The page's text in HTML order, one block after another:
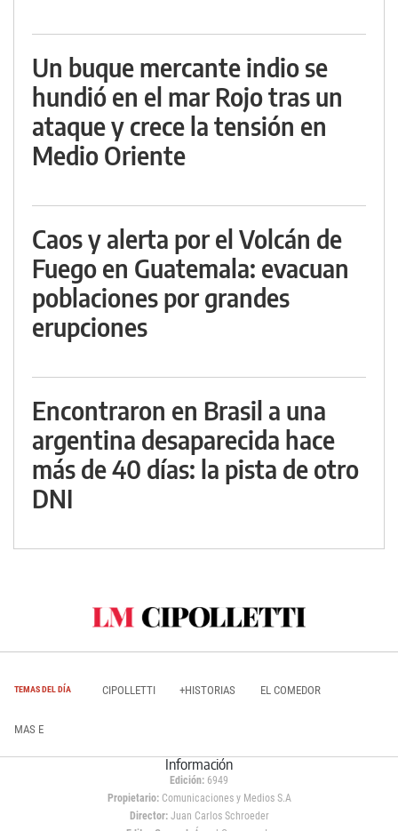
Un buque mercante indio se
hundió en el mar Rojo tras un
ataque y crece la tensión en
Medio Oriente
Caos y alerta por el Volcán de
Fuego en Guatemala: evacuan
poblaciones por grandes
erupciones
Encontraron en Brasil a una
argentina desaparecida hace
más de 40 días: la pista de otro
DNI
TEMAS DEL DÍA CIPOLLETTI +HISTORIAS EL COMEDOR
MAS E
Información
Edición: 6949
Propietario:Comunicaciones y Medios S.A
Director: Juan Carlos Schroeder